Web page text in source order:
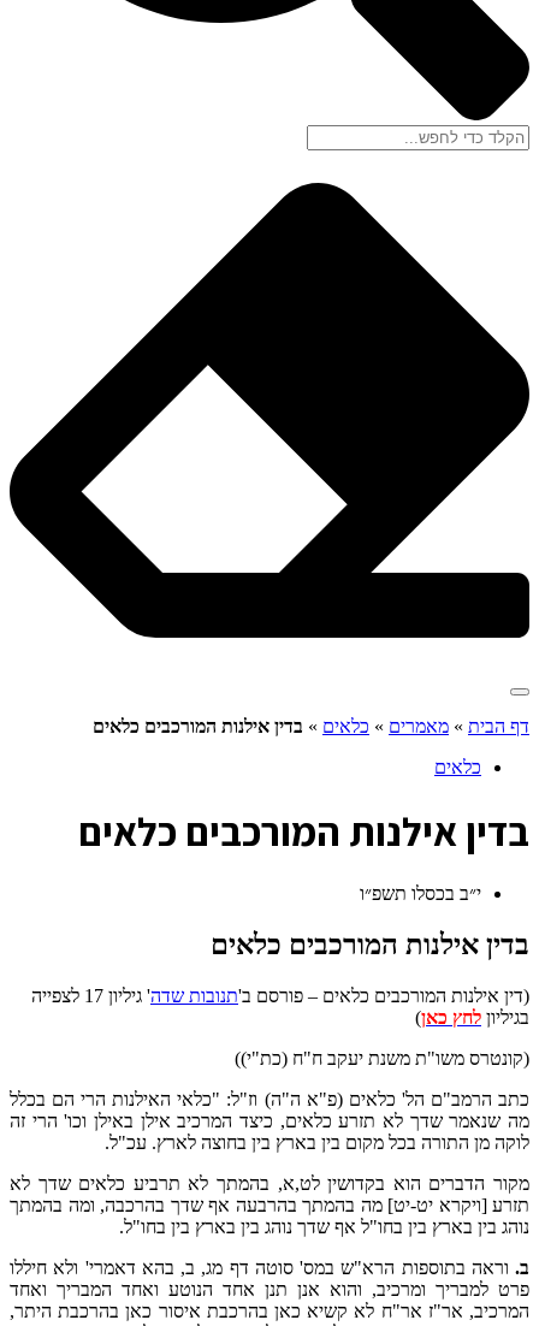
דף הבית » מאמרים » כלאים » בדין אילנות המורכבים כלאים
כלאים
בדין אילנות המורכבים כלאים
י״ב בכסלו תשפ״ו
בדין אילנות המורכבים כלאים
(דין אילנות המורכבים כלאים – פורסם ב'תנובות שדה
' גיליון 17 לצפייה
בגיליון לחץ כאן)
(קונטרס משו"ת משנת יעקב ח"ח (כת"י))
כתב הרמב"ם הל' כלאים (פ"א ה"ה) וז"ל: "כלאי האילנות הרי הם בכלל
מה שנאמר שדך לא תזרע כלאים, כיצד המרכיב אילן באילן וכו' הרי זה
לוקה מן התורה בכל מקום בין בארץ בין בחוצה לארץ. עכ"ל.
מקור הדברים הוא בקדושין לט,א, בהמתך לא תרביע כלאים שדך לא
תזרע [ויקרא יט-יט] מה בהמתך בהרבעה אף שדך בהרכבה, ומה בהמתך
נוהג בין בארץ בין בחו"ל אף שדך נוהג בין בארץ בין בחו"ל.
ב. וראה בתוספות הרא"ש במס' סוטה דף מג, ב, בהא דאמרי' ולא חיללו
פרט למבריך ומרכיב, והוא אנן תנן אחד הנוטע ואחד המבריך ואחד
המרכיב, אר"ז אר"ח לא קשיא כאן בהרכבת איסור כאן בהרכבת היתר,